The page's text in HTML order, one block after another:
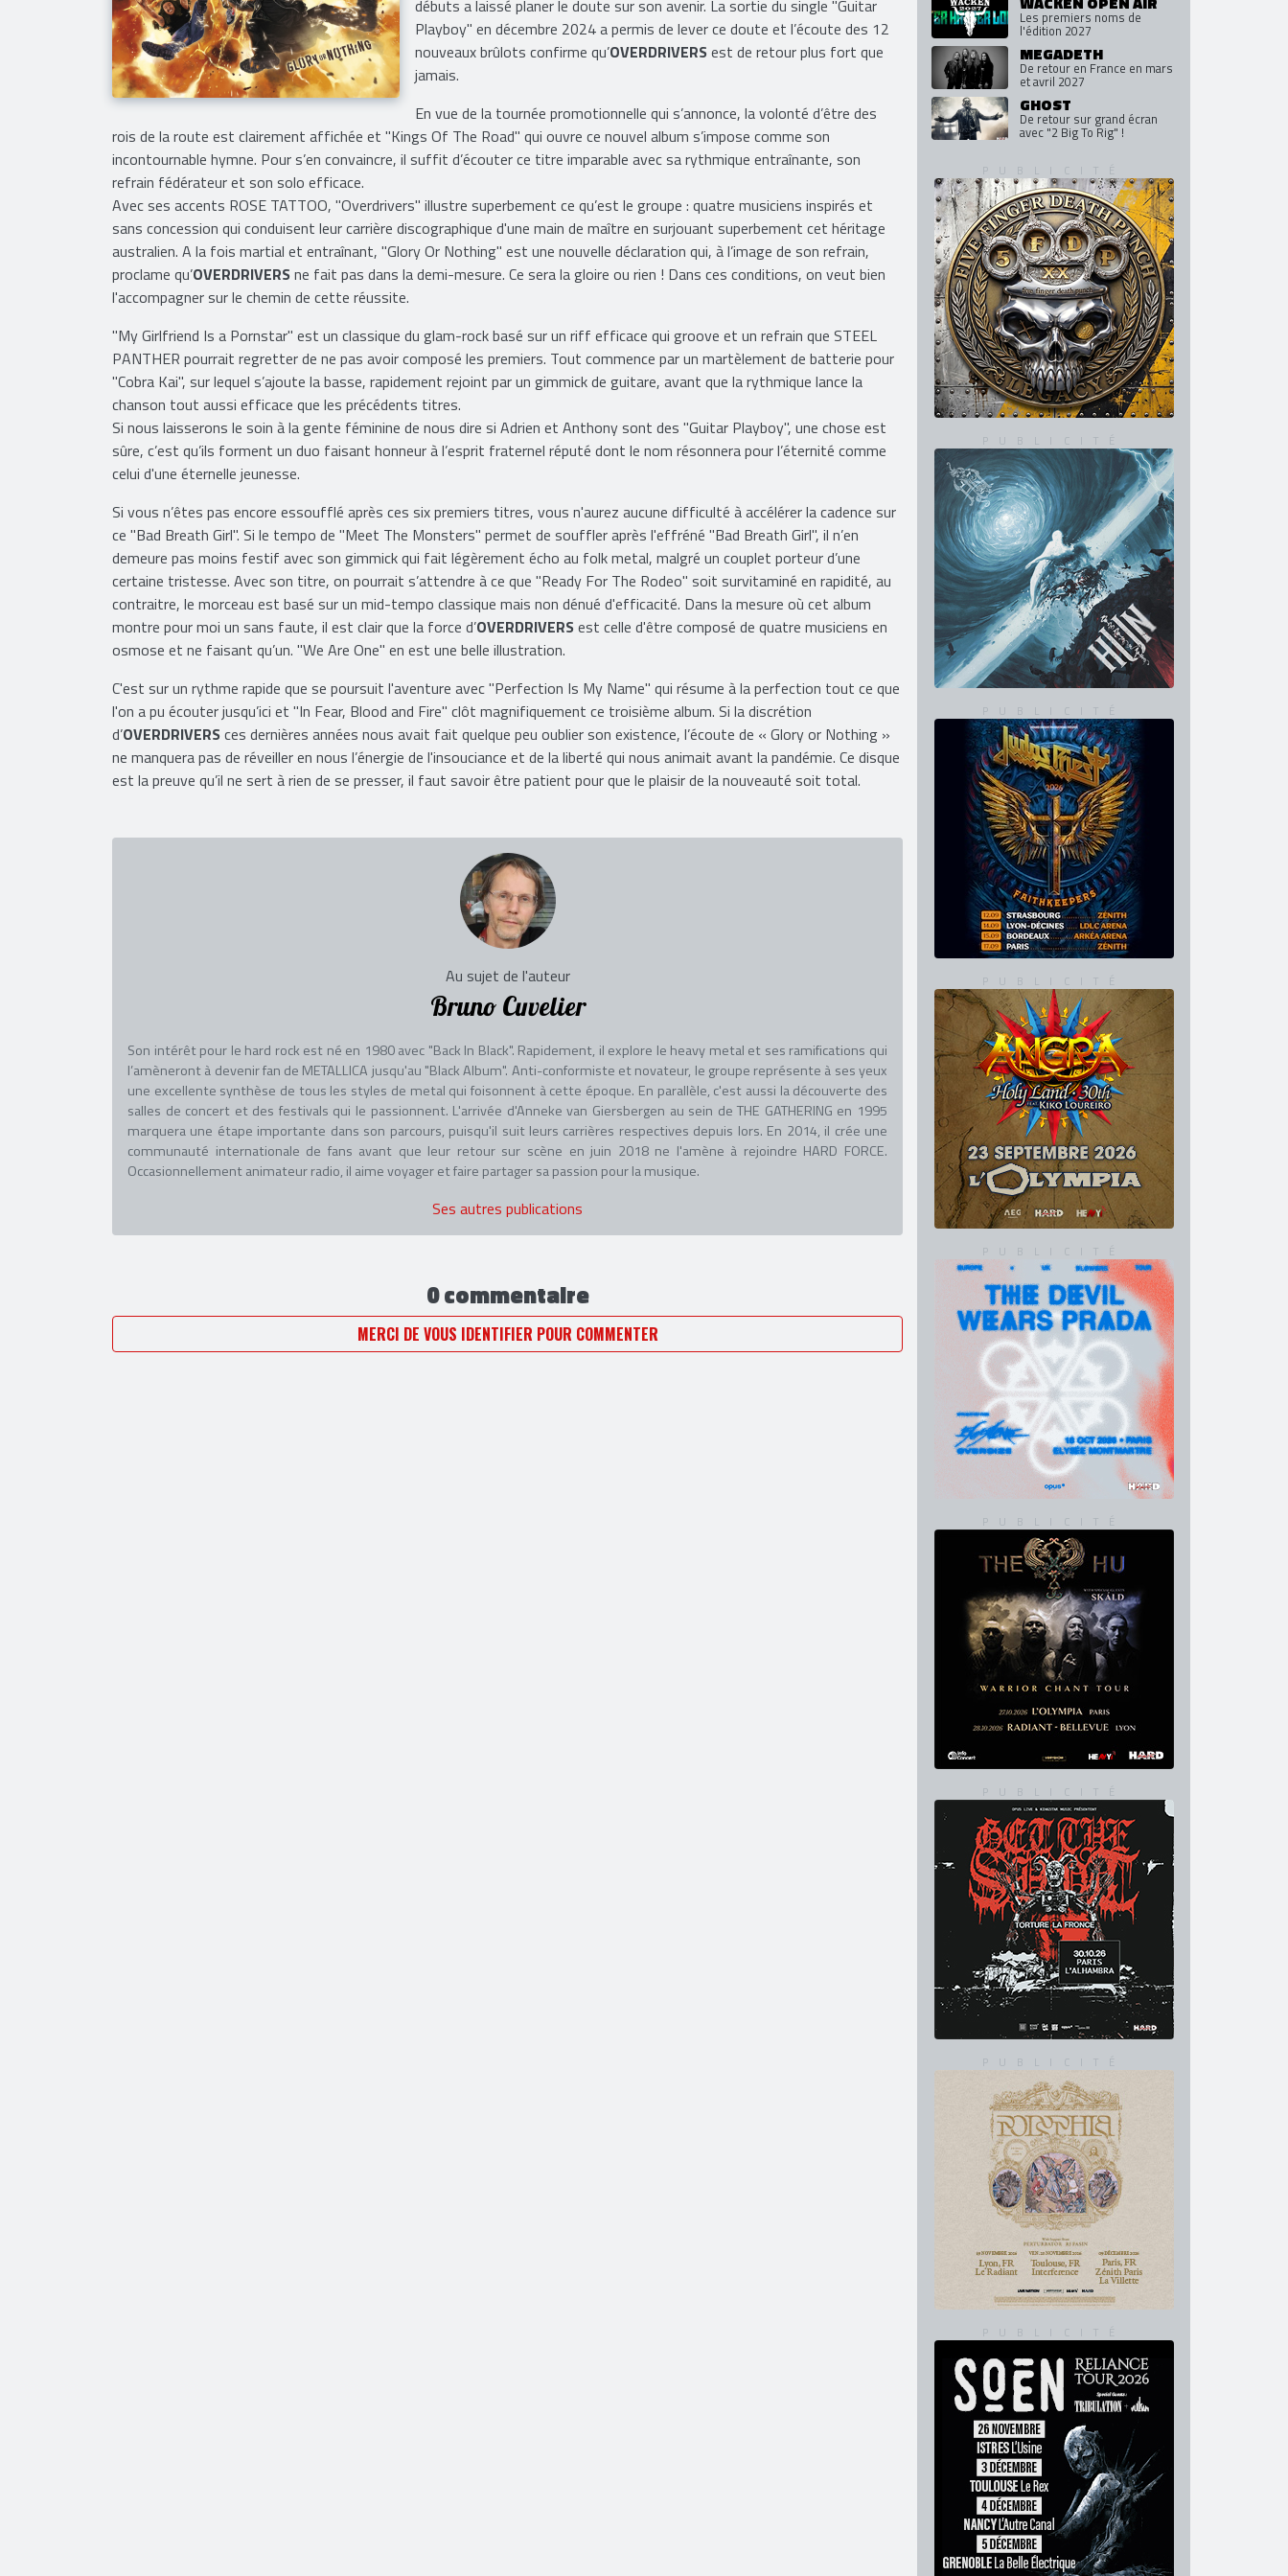
débuts a laissé planer le doute sur son avenir. La sortie du single "Guitar
Playboy" en décembre 2024 a permis de lever ce doute et l’écoute des 12
nouveaux brûlots confirme qu’OVERDRIVERSest de retour plus fort que
jamais.
En vue de la tournée promotionnelle qui s’annonce, la volonté d’être des
rois de la route est clairement affichée et "Kings Of The Road" qui ouvre ce nouvel album s’impose comme son
incontournable hymne. Pour s’en convaincre, il suffit d’écouter ce titre imparable avec sa rythmique entraînante, son
refrain fédérateur et son solo efficace.
Avec ses accents ROSE TATTOO, "Overdrivers" illustre superbement ce qu’est le groupe : quatre musiciens inspirés et
sans concession qui conduisent leur carrière discographique d'une main de maître en surjouant superbement cet héritage
australien. A la fois martial et entraînant, "Glory Or Nothing" est une nouvelle déclaration qui, à l’image de son refrain,
proclame qu’OVERDRIVERSne fait pas dans la demi-mesure. Ce sera la gloire ou rien ! Dans ces conditions, on veut bien
l'accompagner sur le chemin de cette réussite.
"My Girlfriend Is a Pornstar" est un classique du glam-rock basé sur un riff efficace qui groove et un refrain que STEEL
PANTHER pourrait regretter de ne pas avoir composé les premiers. Tout commence par un martèlement de batterie pour
"Cobra Kai", sur lequel s’ajoute la basse, rapidement rejoint par un gimmick de guitare, avant que la rythmique lance la
chanson tout aussi efficace que les précédents titres.
Si nous laisserons le soin à la gente féminine de nous dire si Adrien et Anthony sont des "Guitar Playboy", une chose est
sûre, c’est qu’ils forment un duo faisant honneur à l’esprit fraternel réputé dont le nom résonnera pour l’éternité comme
celui d'une éternelle jeunesse.
Si vous n’êtes pas encore essoufflé après ces six premiers titres, vous n'aurez aucune difficulté à accélérer la cadence sur
ce "Bad Breath Girl". Si le tempo de "Meet The Monsters" permet de souffler après l'effréné "Bad Breath Girl", il n’en
demeure pas moins festif avec son gimmick qui fait légèrement écho au folk metal, malgré un couplet porteur d’une
certaine tristesse. Avec son titre, on pourrait s’attendre à ce que "Ready For The Rodeo" soit survitaminé en rapidité, au
contraitre, le morceau est basé sur un mid-tempo classique mais non dénué d'efficacité. Dans la mesure où cet album
montre pour moi un sans faute, il est clair que la force d’OVERDRIVERSest celle d'être composé de quatre musiciens en
osmose et ne faisant qu’un. "We Are One" en est une belle illustration.
C'est sur un rythme rapide que se poursuit l'aventure avec "Perfection Is My Name" qui résume à la perfection tout ce que
l'on a pu écouter jusqu’ici et "In Fear, Blood and Fire" clôt magnifiquement ce troisième album. Si la discrétion
d’OVERDRIVERSces dernières années nous avait fait quelque peu oublier son existence, l’écoute de « Glory or Nothing »
ne manquera pas de réveiller en nous l’énergie de l'insouciance et de la liberté qui nous animait avant la pandémie. Ce disque
est la preuve qu’il ne sert à rien de se presser, il faut savoir être patient pour que le plaisir de la nouveauté soit total.
Au sujet de l'auteur
Bruno Cuvelier
Son intérêt pour le hard rock est né en 1980 avec "Back In Black". Rapidement, il explore le heavy metal et ses ramifications qui
l’amèneront à devenir fan de METALLICA jusqu'au "Black Album". Anti-conformiste et novateur, le groupe représente à ses yeux
une excellente synthèse de tous les styles de metal qui foisonnent à cette époque. En parallèle, c'est aussi la découverte des
salles de concert et des festivals qui le passionnent. L'arrivée d'Anneke van Giersbergen au sein de THE GATHERING en 1995
marquera une étape importante dans son parcours, puisqu'il suit leurs carrières respectives depuis lors. En 2014, il crée une
communauté internationale de fans avant que leur retour sur scène en juin 2018 ne l'amène à rejoindre HARD FORCE.
Occasionnellement animateur radio, il aime voyager et faire partager sa passion pour la musique.
Ses autres publications
0 commentaire
MERCI DE VOUS IDENTIFIER POUR COMMENTER
Les premiers noms de
l'édition 2027
MEGADETH
De retour en France en mars
et avril 2027
GHOST
De retour sur grand écran
avec "2 Big To Rig" !